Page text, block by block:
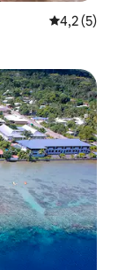
4,2 de
4,2 (5)